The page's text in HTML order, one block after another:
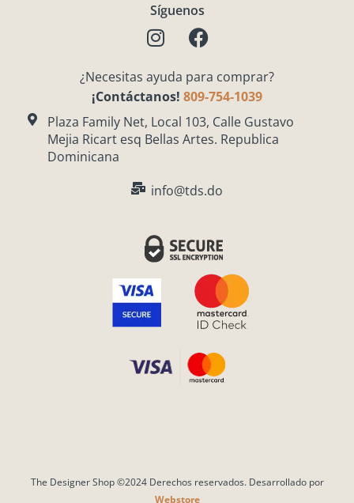
Síguenos
I
n
t
a
g
r
m
F
a
e
b
o
o
¿Necesitas ayuda para comprar?
¡Contáctanos! 809-754-1039
Plaza Family Net, Local 103, Calle Gustavo
Mejia Ricart esq Bellas Artes. Republica
Dominicana
info@tds.do
The Designer Shop ©2024 Derechos reservados. Desarrollado por
Webstore